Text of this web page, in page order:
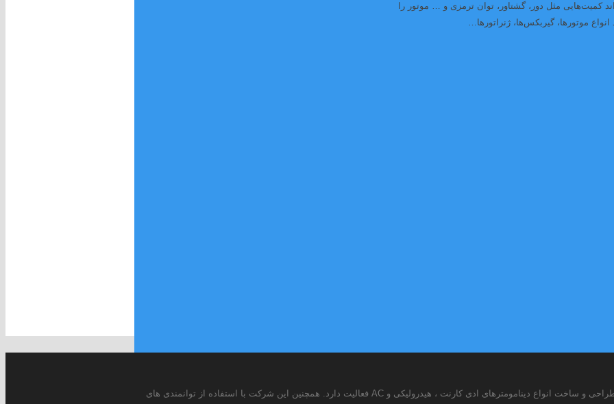
کمیت‌هایی مثل دور، گشتاور، توان ترمزی و … موتور را
موتورها، گیربکس‌ها، ژنراتورها…
شرکت مهندسی مبتکران پارس اندیش از سال 1375 به طور اختصاصی در زمینه طراحی و ساخت انواع دینامومترهای ادی کارنت ، هیدرولیکی و AC فعالیت دارد. همچنین این شرکت با استفاده از توانمندی های